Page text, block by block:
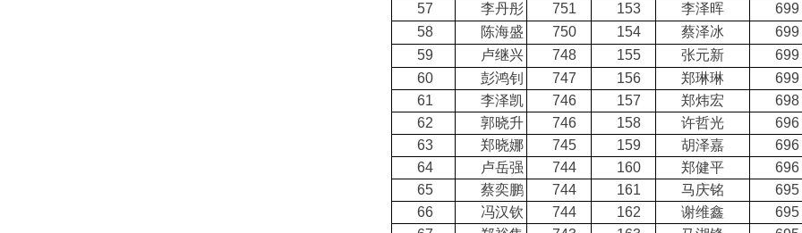
57
李丹彤 751 153 李泽晖
699
58
陈海盛 750 154 蔡泽冰
699
59
卢继兴 748 155 张元新
699
60
彭鸿钊 747 156 郑琳琳
699
61
李泽凯 746 157 郑炜宏
698
62
郭晓升 746 158 许哲光
696
63
郑晓娜 745 159 胡泽嘉
696
64
卢岳强 744 160 郑健平
696
65
蔡奕鹏 744 161 马庆铭
695
66
冯汉钦 744 162 谢维鑫
695